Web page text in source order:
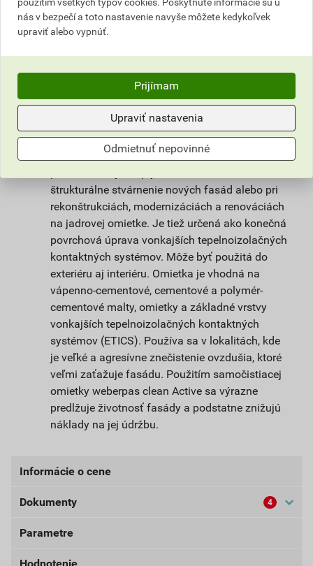
čistotu povrchu omietky a vysoký stupeň
ochrany omietky proti rastu mikroorganizmov.
rozkladá splodiny a zlúčeniny škodiace
ľudskému zdraviu obsiahnuté vo vzduchu.
Použitie
Omietka slúži na ochranu stavby pred
štrukturálne stvárnenie nových fasád alebo pri
rekonštrukciách, modernizáciách a renováciách
na jadrovej omietke. Je tiež určená ako konečná
povrchová úprava vonkajších tepelnoizolačných
kontaktných systémov. Môže byť použitá do
exteriéru aj interiéru. Omietka je vhodná na
vápenno-cementové, cementové a polymér-
cementové malty, omietky a základné vrstvy
vonkajších tepelnoizolačných kontaktných
systémov (ETICS). Používa sa v lokalitách, kde
je veľké a agresívne znečistenie ovzdušia, ktoré
veľmi zaťažuje fasádu. Použitím samočistiacej
omietky weberpas clean Active sa výrazne
predlžuje životnosť fasády a podstatne znižujú
náklady na jej údržbu.
Informácie o cene
Aktuálna predajná cena po zľave 33% z cenníkovej
bez DPH za bal.
Dokumenty 4
Bezpečnostné listy (externí)
Parametre
nás v bezpečí a toto nastavenie navyše môžete kedykoľvek
upraviť alebo vypnúť.
Prijímam
Upraviť nastavenia
Odmietnuť nepovinné